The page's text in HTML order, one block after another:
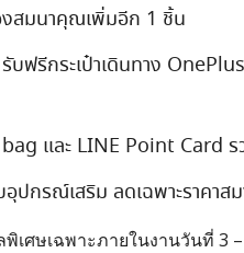
งสมนาคุณเพิ่มอีก 1 ชิ้น
ฟรีกระเป๋าเดินทาง
และ LINE Point Card ร
ปกรณ์เสริม ลดเฉพาะราคาส
ศษเฉพาะภายในงานวันที่ 3